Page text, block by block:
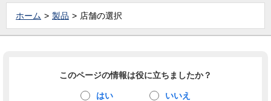
ホーム 製品 店舗の選択
このページの情報は役に立ちましたか？
はい いいえ